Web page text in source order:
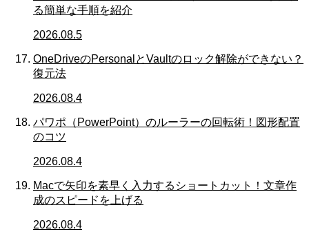
る簡単な手順を紹介
2026.08.5
OneDriveのPersonalとVaultのロック解除ができない？
復元法
2026.08.4
パワポ（PowerPoint）のルーラーの回転術！図形配置
のコツ
2026.08.4
Macで矢印を素早く入力するショートカット！文章作
成のスピードを上げる
2026.08.4